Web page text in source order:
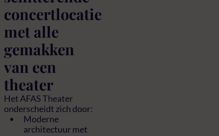
concertlocatie
met alle
gemakken
van een
theater
Het AFAS Theater
onderscheidt zich door:
Moderne
architectuur met